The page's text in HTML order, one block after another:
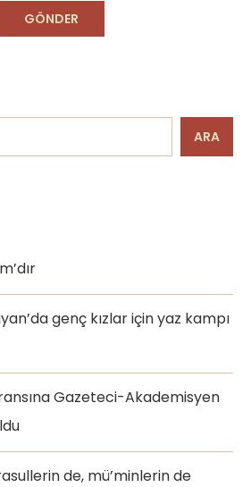
ARA
genç kızlar için yaz kampı
Gazeteci-Akademisyen
de, mü’minlerin de